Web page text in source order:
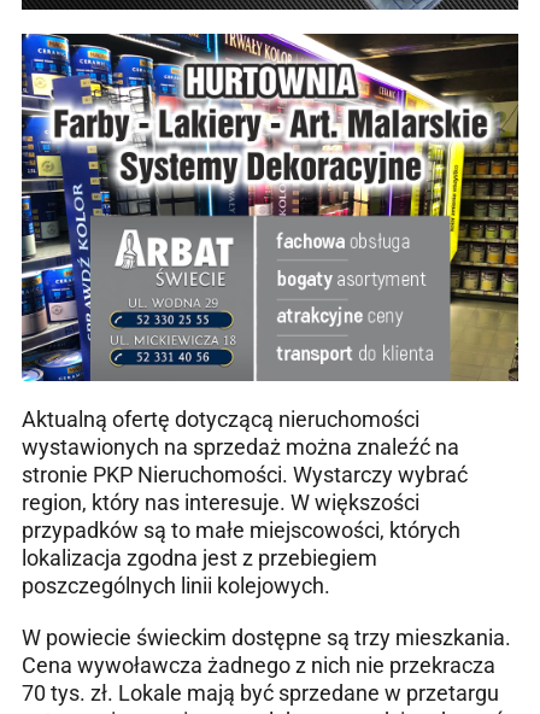
Aktualną ofertę dotyczącą nieruchomości
wystawionych na sprzedaż można znaleźć na
stronie PKP Nieruchomości. Wystarczy wybrać
region, który nas interesuje. W większości
przypadków są to małe miejscowości, których
lokalizacja zgodna jest z przebiegiem
poszczególnych linii kolejowych.
W powiecie świeckim dostępne są trzy mieszkania.
Cena wywoławcza żadnego z nich nie przekracza
70 tys. zł. Lokale mają być sprzedane w przetargu